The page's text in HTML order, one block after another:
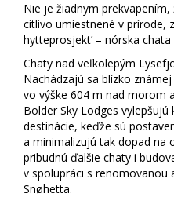
Nie je žiadnym
citlivo umiestnené v prírode,
hytteprosjekt’ – nórska chata
Chaty nad veľkolepým
Nachádzajú sa blízko
vo výške 604 m nad morom
Bolder Sky Lodges
destinácie, keďže sú
a minimalizujú tak dopad na
pribudnú ďalšie chaty i
v spolupráci s renomovanou
Snøhetta.